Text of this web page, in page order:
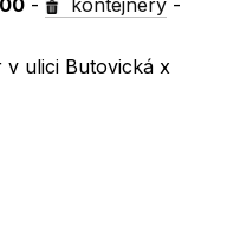
- kontejnery -
v ulici Butovická x